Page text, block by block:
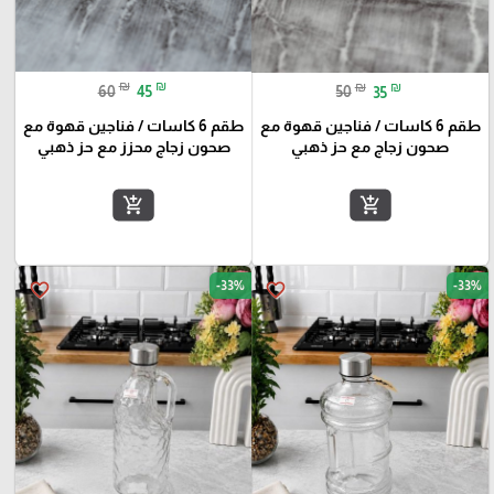
50 ₪ 35 ₪
طقم 6 كاسات / فناجين قهوة مع
صحون زجاج مع حز ذهبي
add_shopping_cart
60 ₪ 45 ₪
طقم 6 كاسات / فناجين قهوة مع
صحون زجاج محزز مع حز ذهبي
add_shopping_cart
favorite_border -33%
favorite_border -33%